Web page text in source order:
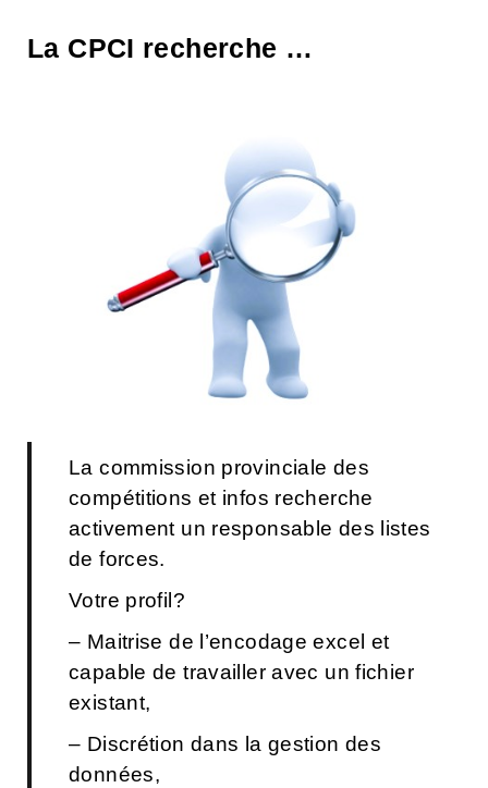
La CPCI recherche …
La commission provinciale des
compétitions et infos recherche
activement un responsable des listes
de forces.
Votre profil?
– Maitrise de l’encodage excel et
capable de travailler avec un fichier
existant,
– Discrétion dans la gestion des
données,